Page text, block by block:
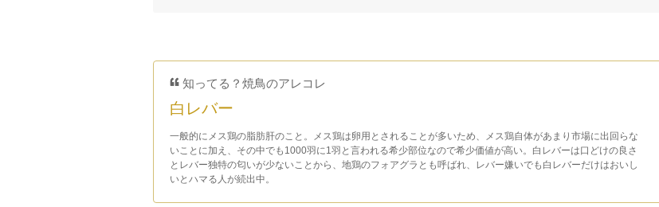
知ってる？焼鳥のアレコレ
白レバー
一般的にメス鶏の脂肪肝のこと。メス鶏は卵用とされることが多いため、メス鶏自体があまり市場に出回らな
いことに加え、その中でも1000羽に1羽と言われる希少部位なので希少価値が高い。白レバーは口どけの良さ
とレバー独特の匂いが少ないことから、地鶏のフォアグラとも呼ばれ、レバー嫌いでも白レバーだけはおいし
いとハマる人が続出中。